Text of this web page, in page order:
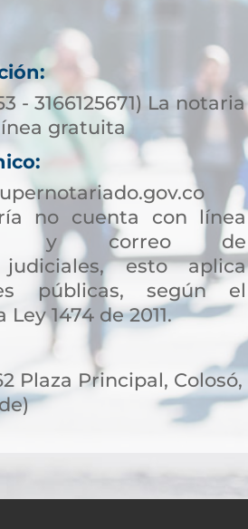
- 3166125671) La notaria
gratuita
no cuenta con línea
y correo de
judiciales, esto aplica
públicas, según el
1474 de 2011.
Plaza Principal, Colosó,